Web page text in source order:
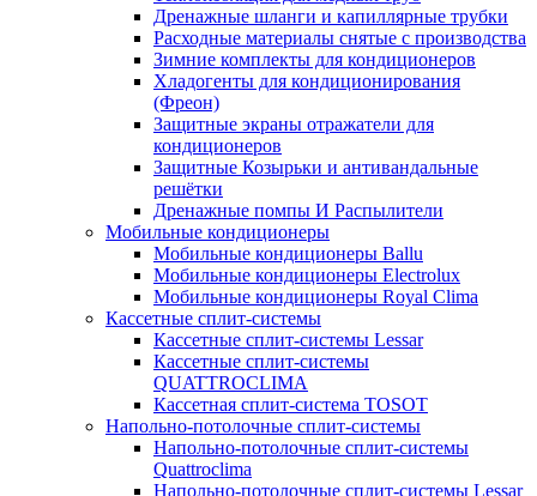
Дренажные шланги и капиллярные трубки
Расходные материалы снятые с производства
Зимние комплекты для кондиционеров
Хладогенты для кондиционирования
(Фреон)
Защитные экраны отражатели для
кондиционеров
Защитные Козырьки и антивандальные
решётки
Дренажные помпы И Распылители
Мобильные кондиционеры
Мобильные кондиционеры Ballu
Мобильные кондиционеры Electrolux
Мобильные кондиционеры Royal Clima
Кассетные сплит-системы
Кассетные сплит-системы Lessar
Кассетные сплит-системы
QUATTROCLIMA
Кассетная сплит-система TOSOT
Напольно-потолочные сплит-системы
Напольно-потолочные сплит-системы
Quattroclima
Напольно-потолочные сплит-системы Lessar